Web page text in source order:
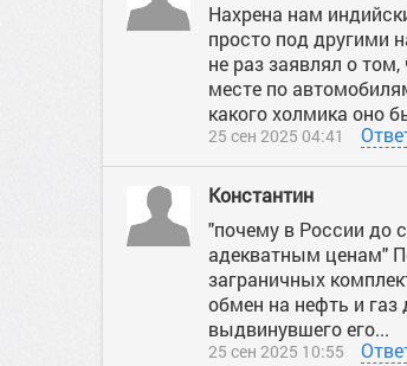
Нахрена нам
просто под другими
не раз заявлял о
месте по
какого холмика оно
25 сен 2025 04:41
Константин
"почему в России до
адекватным ценам"
заграничных
обмен на нефть и
выдвинувшего его...
25 сен 2025 10:55